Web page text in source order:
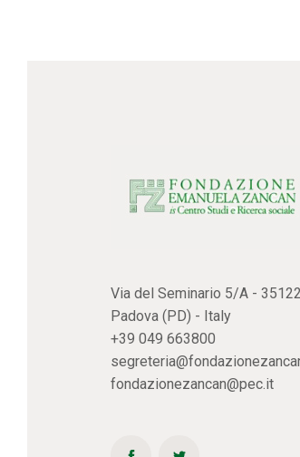
Via del Seminario 5/A - 35122
Padova (PD) - Italy
+39 049 663800
fondazionezancan@pec.it